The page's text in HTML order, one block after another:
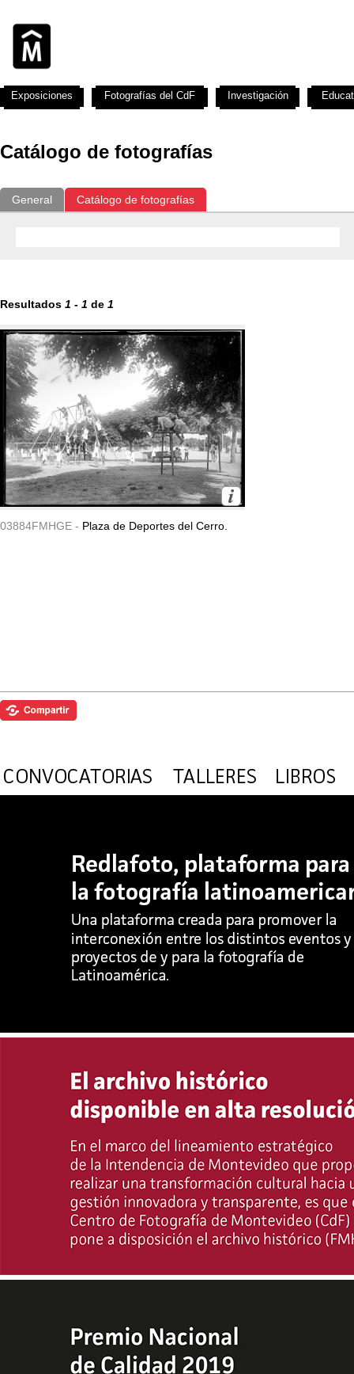
Catálogo de fotografías
General Catálogo de fotografías
Resultados 1 - 1 de 1
03884FMHGE - Plaza de Deportes del Cerro.
Exposiciones Fotografías del CdF Investigación